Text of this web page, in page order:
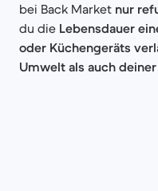
bei Back Market nur
du die Lebensdauer
oder Küchengeräts
Umwelt als auch